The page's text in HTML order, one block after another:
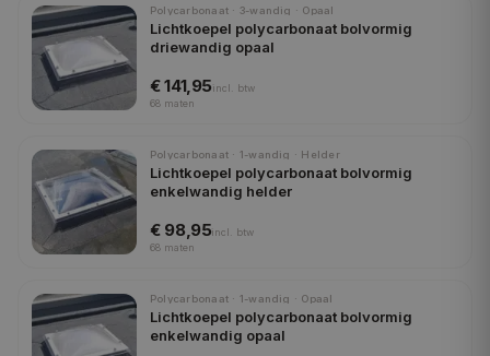
Polycarbonaat · 3-wandig · Opaal
Lichtkoepel polycarbonaat bolvormig
driewandig opaal
€ 141,95incl.
btw
68 maten
Polycarbonaat · 1-wandig · Helder
Lichtkoepel polycarbonaat bolvormig
enkelwandig helder
€ 98,95incl.
btw
68 maten
Polycarbonaat · 1-wandig · Opaal
Lichtkoepel polycarbonaat bolvormig
enkelwandig opaal